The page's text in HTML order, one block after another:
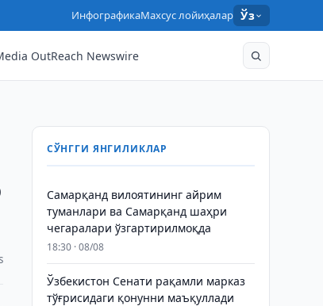
ИнфографикаМахсус лойиҳалар Ўз
OutReach Newswire
СЎНГГИ ЯНГИЛИКЛАР
Самарқанд вилоятининг айрим
туманлари ва Самарқанд шаҳри
чегаралари ўзгартирилмоқда
18:30 · 08/08
Ўзбекистон Сенати рақамли марказ
тўғрисидаги қонунни маъқуллади